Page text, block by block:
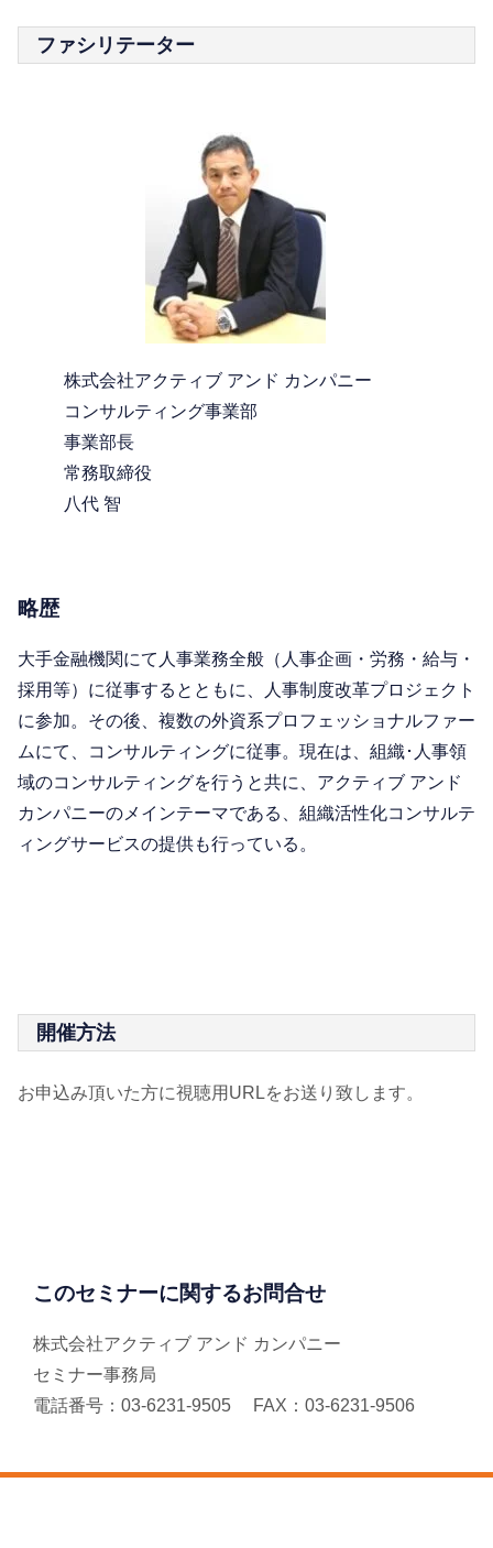
ファシリテーター
株式会社アクティブ アンド カンパニー
コンサルティング事業部
事業部長
常務取締役
八代 智
略歴
大手金融機関にて人事業務全般（人事企画・労務・給与・
採用等）に従事するとともに、人事制度改革プロジェクト
に参加。その後、複数の外資系プロフェッショナルファー
ムにて、コンサルティングに従事。現在は、組織･人事領
域のコンサルティングを行うと共に、アクティブ アンド
カンパニーのメインテーマである、組織活性化コンサルテ
ィングサービスの提供も行っている。
開催方法
お申込み頂いた方に視聴用URLをお送り致します。
このセミナーに関するお問合せ
株式会社アクティブ アンド カンパニー
セミナー事務局
電話番号：03-6231-9505 FAX：03-6231-9506